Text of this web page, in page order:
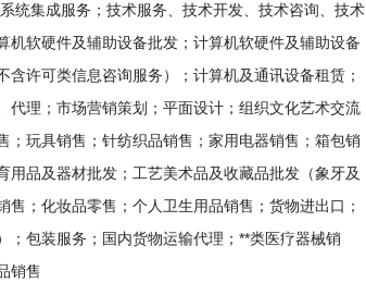
统集成服务；技术服务、技术开发、技术咨询、技术
软硬件及辅助设备批发；计算机软硬件及辅助设备
许可类信息咨询服务）；计算机及通讯设备租赁；
理；市场营销策划；平面设计；组织文化艺术交流
玩具销售；针纺织品销售；家用电器销售；箱包销
品及器材批发；工艺美术品及收藏品批发（象牙及
；化妆品零售；个人卫生用品销售；货物进出口；
包装服务；国内货物运输代理；**类医疗器械销
销售